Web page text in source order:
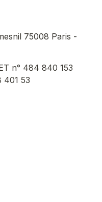
75008 Paris -
n° 484 840 153
401 53